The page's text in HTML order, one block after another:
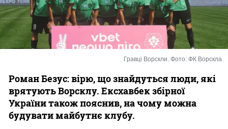
Казино
Гравці Ворскли. Фото: ФК Ворскла
Роман Безус: вірю, що знайдуться люди, які
врятують Ворсклу. Ексхавбек збірної
України також пояснив, на чому можна
будувати майбутнє клубу.